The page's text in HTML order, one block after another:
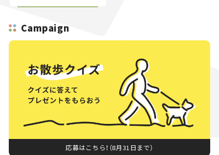
Campaign
応募はこちら！（8月31日まで）